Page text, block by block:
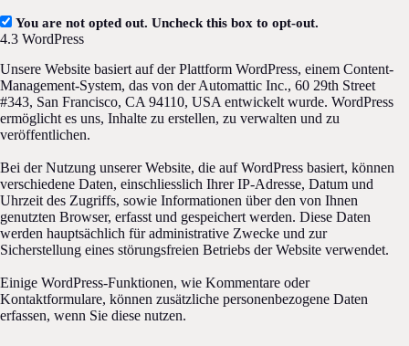
You are not opted out. Uncheck this box to opt-out.
4.3 WordPress
Unsere Website basiert auf der Plattform WordPress, einem Content-
Management-System, das von der Automattic Inc., 60 29th Street
#343, San Francisco, CA 94110, USA entwickelt wurde. WordPress
ermöglicht es uns, Inhalte zu erstellen, zu verwalten und zu
veröffentlichen.
Bei der Nutzung unserer Website, die auf WordPress basiert, können
verschiedene Daten, einschliesslich Ihrer IP-Adresse, Datum und
Uhrzeit des Zugriffs, sowie Informationen über den von Ihnen
genutzten Browser, erfasst und gespeichert werden. Diese Daten
werden hauptsächlich für administrative Zwecke und zur
Sicherstellung eines störungsfreien Betriebs der Website verwendet.
Einige WordPress-Funktionen, wie Kommentare oder
Kontaktformulare, können zusätzliche personenbezogene Daten
erfassen, wenn Sie diese nutzen.